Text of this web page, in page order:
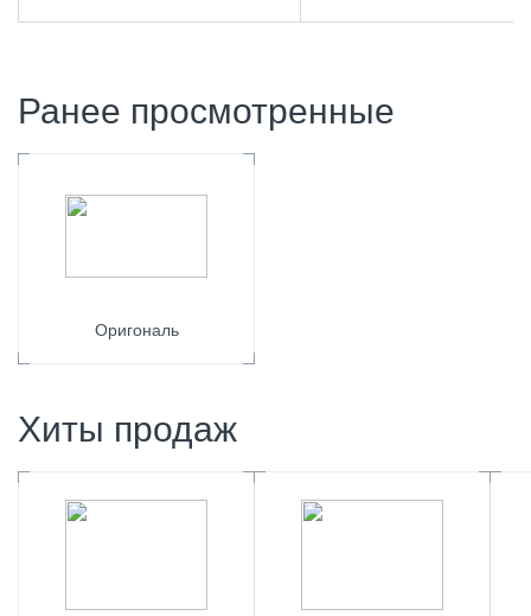
Ранее просмотренные
Оригональ
Хиты продаж